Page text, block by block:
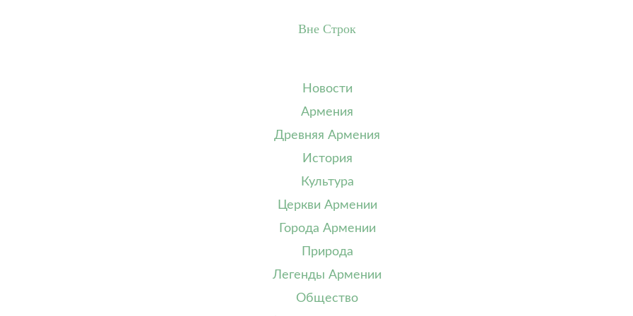
Вне Строк
Новости
Армения
Древняя Армения
История
Культура
Церкви Армении
Города Армении
Природа
Легенды Армении
Общество